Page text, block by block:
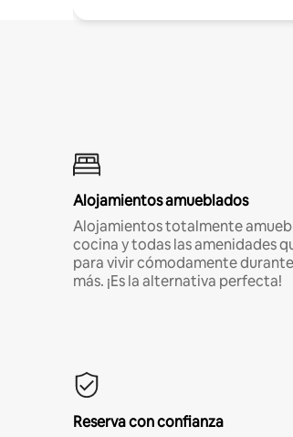
Alojamientos amueblados
Alojamientos totalmente
cocina y todas las amenidades
para vivir cómodamente
más. ¡Es la alternativa perfecta!
Reserva con confianza